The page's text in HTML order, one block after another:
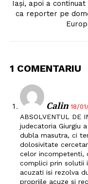
Iași, apoi a
ca reporter pe
1 COMENTARIU
Calin 18/
ABSOLVENTUL DE
judecatoria Giurgiu
dubla masutra, ci
dolosivitate
celor incompetenti,
complici prin solutii
acuzati isi rezolva
propriile acuze si